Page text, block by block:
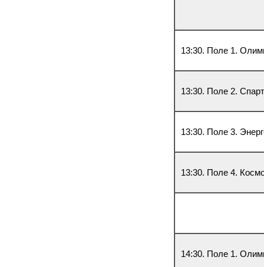
13:30. Поле 1.
13:30. Поле 2.
13:30. Поле 3.
13:30. Поле 4.
14:30. Поле 1.